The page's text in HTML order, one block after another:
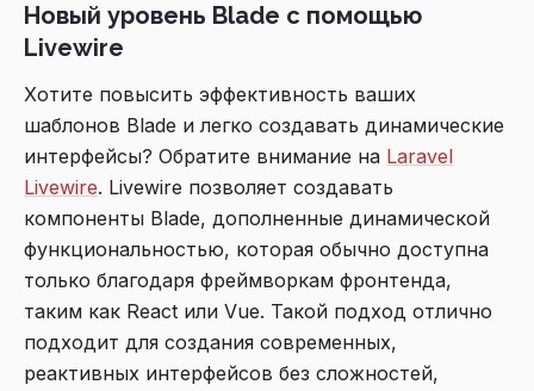
Новый уровень Blade с помощью
Livewire
Хотите повысить эффективность ваших
шаблонов Blade и легко создавать динамические
интерфейсы? Обратите внимание на Laravel
Livewire. Livewire позволяет создавать
компоненты Blade, дополненные динамической
функциональностью, которая обычно доступна
только благодаря фреймворкам фронтенда,
таким как React или Vue. Такой подход отлично
подходит для создания современных,
реактивных интерфейсов без сложностей,